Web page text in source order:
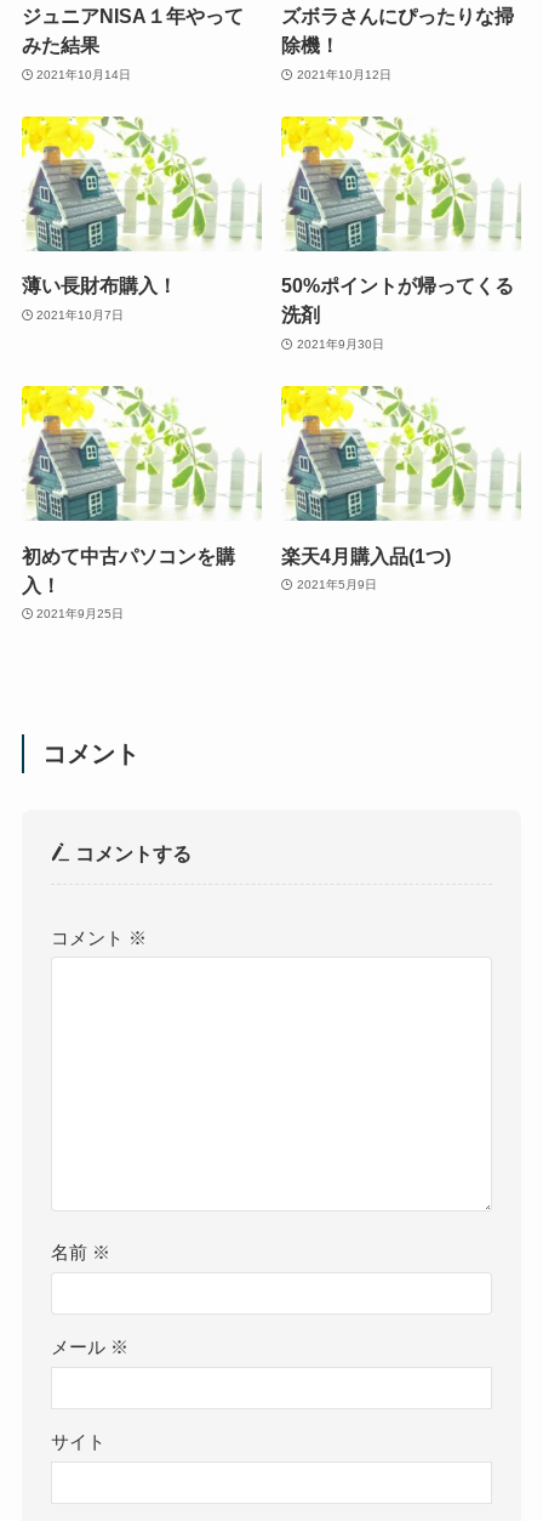
ジュニアNISA１年やって
みた結果
2021年10月14日
ズボラさんにぴったりな掃
除機！
2021年10月12日
薄い長財布購入！
2021年10月7日
50%ポイントが帰ってくる
洗剤
2021年9月30日
初めて中古パソコンを購
入！
2021年9月25日
楽天4月購入品(1つ)
2021年5月9日
コメント
コメントする
コメント ※
名前 ※
メール ※
サイト